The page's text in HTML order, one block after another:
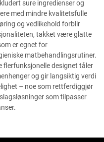
sure ingredienser og
med mindre kvalitetsfulle
og vedlikehold forblir
takket være glatte
er egnet for
matbehandlingsrutiner.
flerfunksjonelle designet tåler
og gir langsiktig verdi
– noe som rettferdiggjør
som tilpasser